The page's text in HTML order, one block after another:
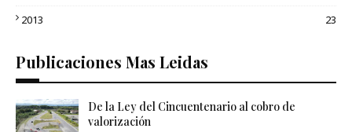
2013
23
Publicaciones Mas Leidas
De la Ley del Cincuentenario al cobro de
valorización